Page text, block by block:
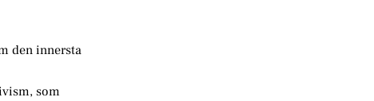
den innersta
som